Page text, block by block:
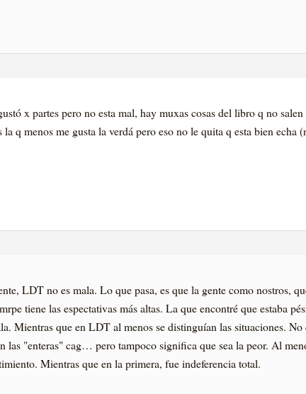
x partes pero no esta mal, hay muxas cosas del libro q no salen
la q menos me gusta la verdá pero eso no le quita q esta bien echa
LDT no es mala. Lo que pasa, es que la gente como nostros,
tiene las espectativas más altas. La que encontré que estaba
Mientras que en LDT al menos se distinguí­an las situaciones.
las "enteras" cag… pero tampoco significa que sea la peor. Al
Mientras que en la primera, fue indeferencia total.